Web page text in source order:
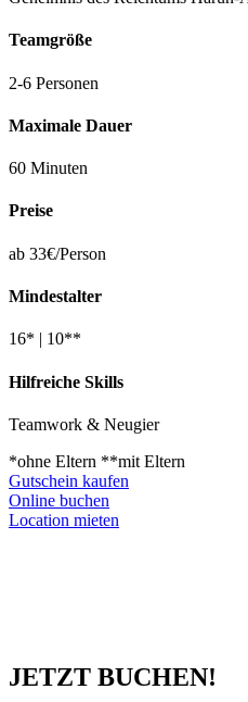
Teamgröße
2-6 Personen
Maximale Dauer
60 Minuten
Preise
ab 33€/Person
Mindestalter
16* | 10**
Hilfreiche Skills
Teamwork & Neugier
*ohne Eltern **mit Eltern
Gutschein kaufen
Online buchen
Location mieten
JETZT BUCHEN!